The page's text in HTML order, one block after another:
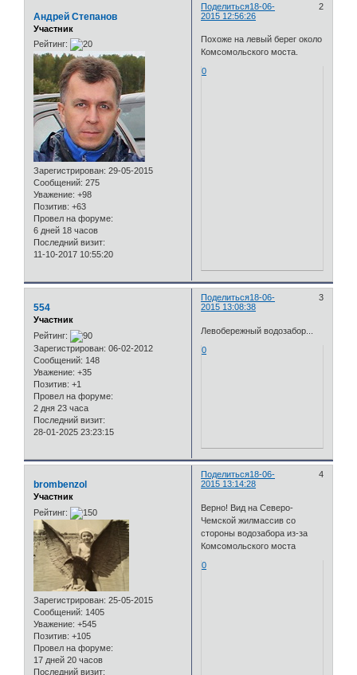
Поделиться 2
18-06-
2015 12:56:26
Андрей Степанов
Участник
Рейтинг:
Зарегистрирован: 29-05-2015
Сообщений: 275
Уважение: +98
Позитив: +63
Провел на форуме:
6 дней 18 часов
Последний визит:
11-10-2017 10:55:20
Похоже на левый берег около
Комсомольского моста.
0
Поделиться 3
18-06-
2015 13:08:38
554
Участник
Рейтинг:
Зарегистрирован: 06-02-2012
Сообщений: 148
Уважение: +35
Позитив: +1
Провел на форуме:
2 дня 23 часа
Последний визит:
28-01-2025 23:23:15
Левобережный водозабор...
0
Поделиться 4
18-06-
2015 13:14:28
brombenzol
Участник
Рейтинг:
Зарегистрирован: 25-05-2015
Сообщений: 1405
Уважение: +545
Позитив: +105
Провел на форуме:
17 дней 20 часов
Последний визит:
Верно! Вид на Северо-
Чемской жилмассив со
стороны водозабора из-за
Комсомольского моста
0